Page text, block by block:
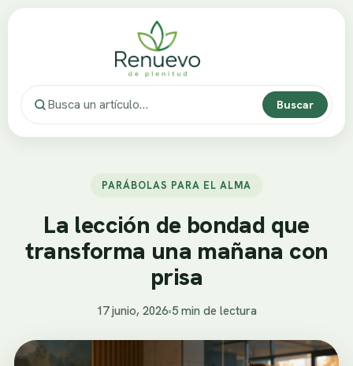
Buscar
PARÁBOLAS PARA EL ALMA
La lección de bondad que
transforma una mañana con
prisa
17 junio, 2026•5 min de lectura